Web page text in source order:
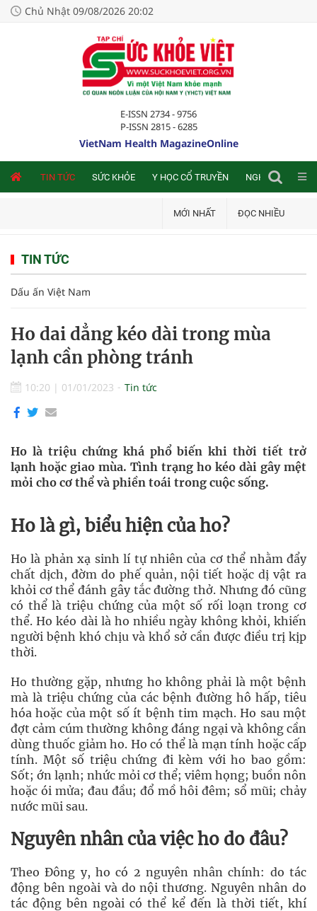
Chủ Nhật 09/08/2026 20:02
E-ISSN 2734 - 9756
P-ISSN 2815 - 6285
VietNam Health MagazineOnline
TIN TỨC SỨC KHỎE Y HỌC CỔ TRUYỀN NGHIÊN CỨU
MỚI NHẤT ĐỌC NHIỀU
TIN TỨC
Dấu ấn Việt Nam
Ho dai dẳng kéo dài trong mùa
lạnh cần phòng tránh
10:20 | 01/01/2023 Tin tức
Ho là triệu chứng khá phổ biến khi thời tiết trở
lạnh hoặc giao mùa. Tình trạng ho kéo dài gây mệt
mỏi cho cơ thể và phiền toái trong cuộc sống.
Ho là gì, biểu hiện của ho?
Ho là phản xạ sinh lí tự nhiên của cơ thể nhằm đẩy
chất dịch, đờm do phế quản, nội tiết hoặc dị vật ra
khỏi cơ thể đánh gây tắc đường thở. Nhưng đó cũng
có thể là triệu chứng của một số rối loạn trong cơ
thể. Ho kéo dài là ho nhiều ngày không khỏi, khiến
người bệnh khó chịu và khổ sở cần được điều trị kịp
thời.
Ho thường gặp, nhưng ho không phải là một bệnh
mà là triệu chứng của các bệnh đường hô hấp, tiêu
hóa hoặc của một số ít bệnh tim mạch. Ho sau một
đợt cảm cúm thường không đáng ngại và không cần
dùng thuốc giảm ho. Ho có thể là mạn tính hoặc cấp
tính. Một số triệu chứng đi kèm với ho bao gồm:
Sốt; ớn lạnh; nhức mỏi cơ thể; viêm họng; buồn nôn
hoặc ói mửa; đau đầu; đổ mồ hôi đêm; sổ mũi; chảy
nước mũi sau.
Nguyên nhân của việc ho do đâu?
Theo Đông y, ho có 2 nguyên nhân chính: do tác
động bên ngoài và do nội thương. Nguyên nhân do
tác động bên ngoài có thể kể đến là thời tiết, khí